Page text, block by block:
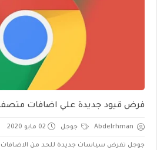
فرض قيود جديدة علي اضافات متصفح
Abdelrhman جوجل 02 مايو 2020
جوجل تفرض سياسات جديدة للحد من الاضافات